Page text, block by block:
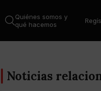
Quiénes somos y
qué hacemos
Noticias